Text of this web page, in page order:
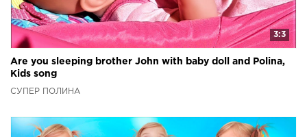
3:3
Are you sleeping brother John with baby doll and Polina,
Kids song
СУПЕР ПОЛИНА